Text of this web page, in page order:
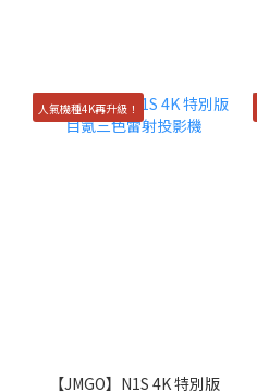
人氣機種4K再升級！
【JMGO】N1S 4K 特別版